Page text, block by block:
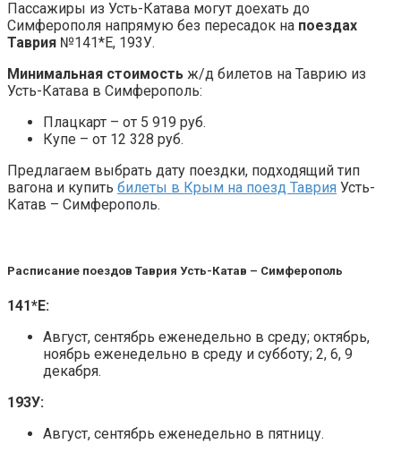
Пассажиры из Усть-Катава могут доехать до
Симферополя напрямую без пересадок на поездах
Таврия №141*Е, 193У.
Минимальная стоимость ж/д билетов на Таврию из
Усть-Катава в Симферополь:
Плацкарт – от 5 919 руб.
Купе – от 12 328 руб.
Предлагаем выбрать дату поездки, подходящий тип
вагона и купить билеты в Крым на поезд Таврия Усть-
Катав – Симферополь.
Расписание поездов Таврия Усть-Катав – Симферополь
141*Е:
Август, сентябрь еженедельно в среду; октябрь,
ноябрь еженедельно в среду и субботу; 2, 6, 9
декабря.
193У:
Август, сентябрь еженедельно в пятницу.